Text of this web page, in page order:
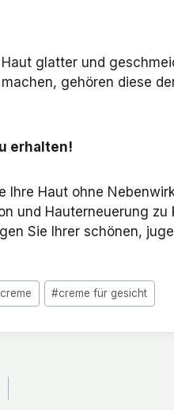
glatter und
gehören diese
erhalten!
Haut ohne
und Hauterneuerung
Sie Ihrer schönen,
#creme für gesicht